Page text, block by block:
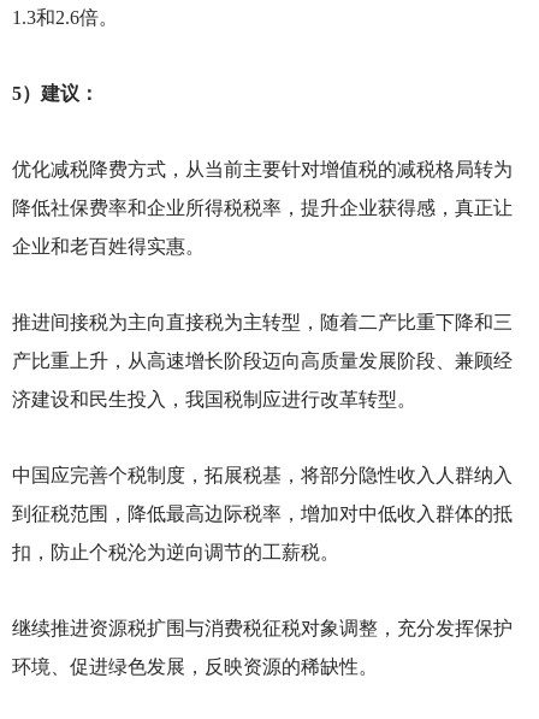
1.3和2.6倍。
5）建议：
优化减税降费方式，从当前主要针对增值税的减税格局转为
降低社保费率和企业所得税税率，提升企业获得感，真正让
企业和老百姓得实惠。
推进间接税为主向直接税为主转型，随着二产比重下降和三
产比重上升，从高速增长阶段迈向高质量发展阶段、兼顾经
济建设和民生投入，我国税制应进行改革转型。
中国应完善个税制度，拓展税基，将部分隐性收入人群纳入
到征税范围，降低最高边际税率，增加对中低收入群体的抵
扣，防止个税沦为逆向调节的工薪税。
继续推进资源税扩围与消费税征税对象调整，充分发挥保护
环境、促进绿色发展，反映资源的稀缺性。